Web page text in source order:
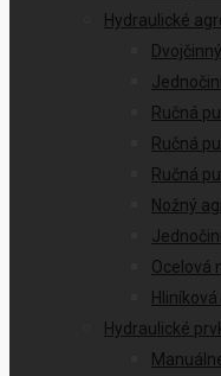
Hydraulické
Ručná
Ručná
Ručná
Nožný
Ocelová
Hydraulické